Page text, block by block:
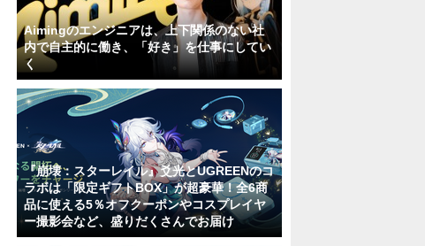
Aimingのエンジニアは、上下関係のない社
内で自主的に働き、「好き」を仕事にしてい
く
『崩壊：スターレイル』爻光とUGREENのコ
ラボは「限定ギフトBOX」が超豪華！全6商
品に使える5％オフクーポンやコスプレイヤ
ー撮影会など、盛りだくさんでお届け